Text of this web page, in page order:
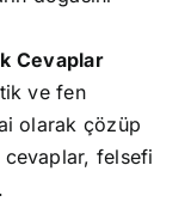
Cevaplar
ve fen
olarak çözüp
felsefi